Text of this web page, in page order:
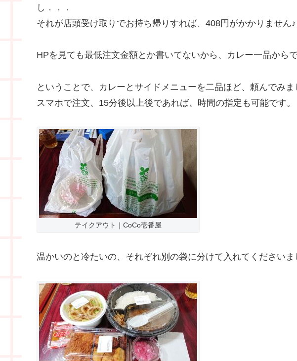
し．．．
それが店頭受け取りでお持ち帰りすれば、408円がかかりません♪
HPを見ても最低注文金額とか書いてないから、カレー一品から
ということで、カレーとサイドメニューを二品ほど、頼んでみま
スマホで注文、15分後以上後であれば、時間の指定も可能です。
テイクアウト｜CoCo壱番屋
温かいのと冷たいの、それぞれ別の袋に分けて入れてくださいま